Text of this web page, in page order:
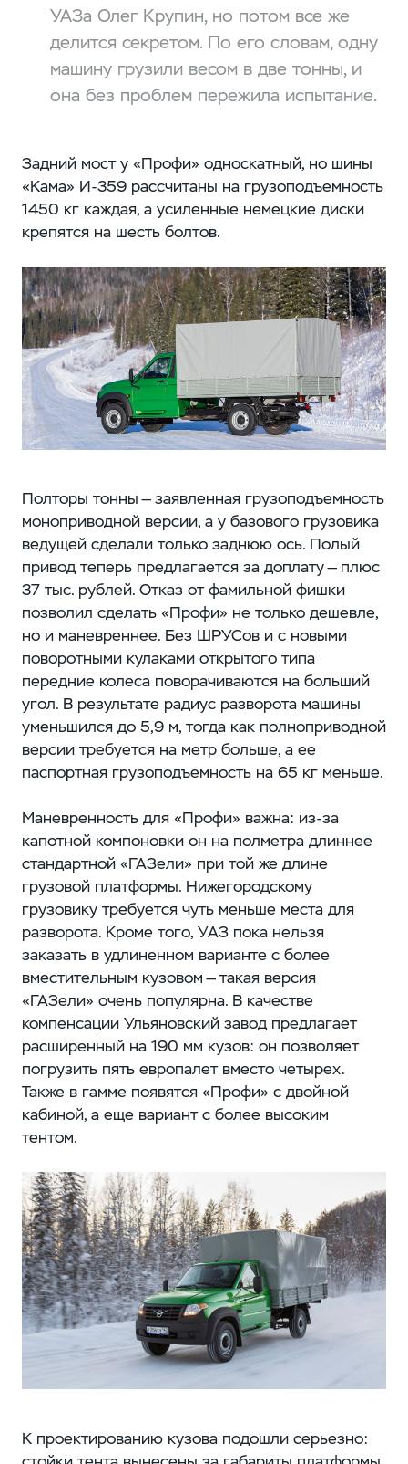
УАЗа Олег Крупин, но потом все же
делится секретом. По его словам, одну
машину грузили весом в две тонны, и
она без проблем пережила испытание.
Задний мост у «Профи» односкатный, но шины
«Кама» И-359 рассчитаны на грузоподъемность
1450 кг каждая, а усиленные немецкие диски
крепятся на шесть болтов.
Полторы тонны — заявленная грузоподъемность
моноприводной версии, а у базового грузовика
ведущей сделали только заднюю ось. Полый
привод теперь предлагается за доплату — плюс
37 тыс. рублей. Отказ от фамильной фишки
позволил сделать «Профи» не только дешевле,
но и маневреннее. Без ШРУСов и с новыми
поворотными кулаками открытого типа
передние колеса поворачиваются на больший
угол. В результате радиус разворота машины
уменьшился до 5,9 м, тогда как полноприводной
версии требуется на метр больше, а ее
паспортная грузоподъемность на 65 кг меньше.
Маневренность для «Профи» важна: из-за
капотной компоновки он на полметра длиннее
стандартной «ГАЗели» при той же длине
грузовой платформы. Нижегородскому
грузовику требуется чуть меньше места для
разворота. Кроме того, УАЗ пока нельзя
заказать в удлиненном варианте с более
вместительным кузовом — такая версия
«ГАЗели» очень популярна. В качестве
компенсации Ульяновский завод предлагает
расширенный на 190 мм кузов: он позволяет
погрузить пять европалет вместо четырех.
Также в гамме появятся «Профи» с двойной
кабиной, а еще вариант с более высоким
тентом.
К проектированию кузова подошли серьезно: